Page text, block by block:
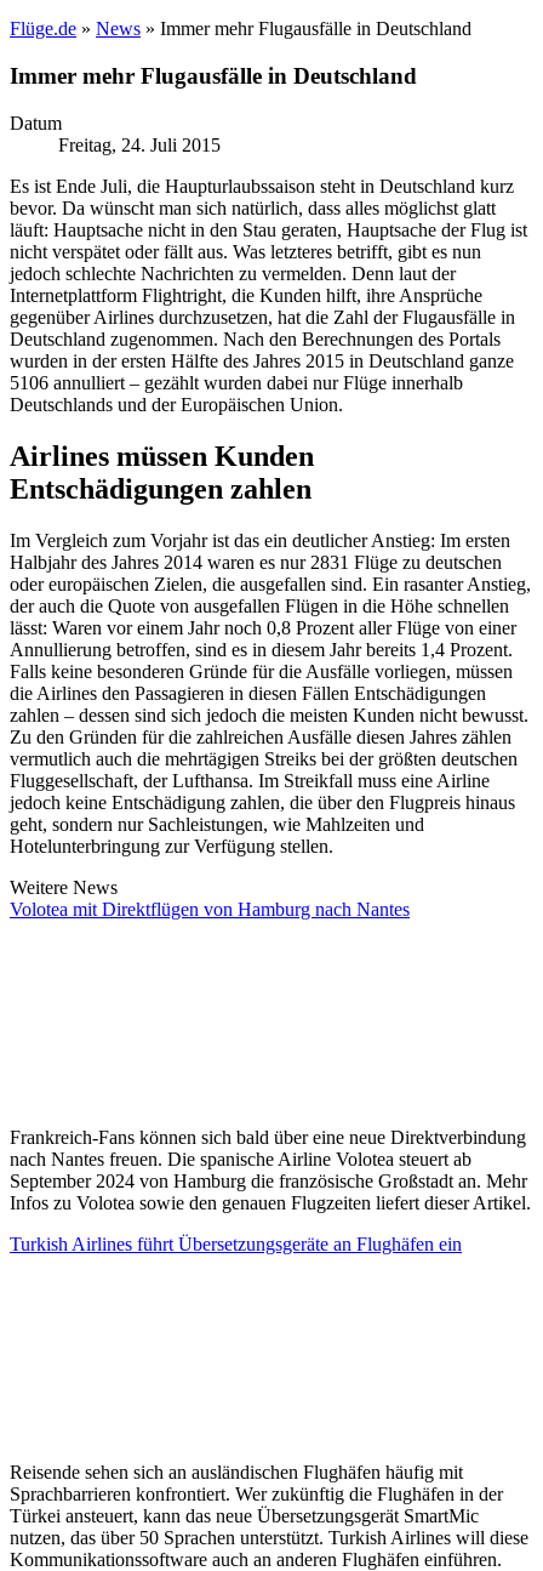
Flüge.de » News » Immer mehr Flugausfälle in Deutschland
Immer mehr Flugausfälle in Deutschland
Datum
Freitag, 24. Juli 2015
Es ist Ende Juli, die Haupturlaubssaison steht in Deutschland kurz
bevor. Da wünscht man sich natürlich, dass alles möglichst glatt
läuft: Hauptsache nicht in den Stau geraten, Hauptsache der Flug ist
nicht verspätet oder fällt aus. Was letzteres betrifft, gibt es nun
jedoch schlechte Nachrichten zu vermelden. Denn laut der
Internetplattform Flightright, die Kunden hilft, ihre Ansprüche
gegenüber Airlines durchzusetzen, hat die Zahl der Flugausfälle in
Deutschland zugenommen. Nach den Berechnungen des Portals
wurden in der ersten Hälfte des Jahres 2015 in Deutschland ganze
5106 annulliert – gezählt wurden dabei nur Flüge innerhalb
Deutschlands und der Europäischen Union.
Airlines müssen Kunden
Entschädigungen zahlen
Im Vergleich zum Vorjahr ist das ein deutlicher Anstieg: Im ersten
Halbjahr des Jahres 2014 waren es nur 2831 Flüge zu deutschen
oder europäischen Zielen, die ausgefallen sind. Ein rasanter Anstieg,
der auch die Quote von ausgefallen Flügen in die Höhe schnellen
lässt: Waren vor einem Jahr noch 0,8 Prozent aller Flüge von einer
Annullierung betroffen, sind es in diesem Jahr bereits 1,4 Prozent.
Falls keine besonderen Gründe für die Ausfälle vorliegen, müssen
die Airlines den Passagieren in diesen Fällen Entschädigungen
zahlen – dessen sind sich jedoch die meisten Kunden nicht bewusst.
Zu den Gründen für die zahlreichen Ausfälle diesen Jahres zählen
vermutlich auch die mehrtägigen Streiks bei der größten deutschen
Fluggesellschaft, der Lufthansa. Im Streikfall muss eine Airline
jedoch keine Entschädigung zahlen, die über den Flugpreis hinaus
geht, sondern nur Sachleistungen, wie Mahlzeiten und
Hotelunterbringung zur Verfügung stellen.
Weitere News
Volotea mit Direktflügen von Hamburg nach Nantes
Frankreich-Fans können sich bald über eine neue Direktverbindung
nach Nantes freuen. Die spanische Airline Volotea steuert ab
September 2024 von Hamburg die französische Großstadt an. Mehr
Infos zu Volotea sowie den genauen Flugzeiten liefert dieser Artikel.
Turkish Airlines führt Übersetzungsgeräte an Flughäfen ein
Reisende sehen sich an ausländischen Flughäfen häufig mit
Sprachbarrieren konfrontiert. Wer zukünftig die Flughäfen in der
Türkei ansteuert, kann das neue Übersetzungsgerät SmartMic
nutzen, das über 50 Sprachen unterstützt. Turkish Airlines will diese
Kommunikationssoftware auch an anderen Flughäfen einführen.